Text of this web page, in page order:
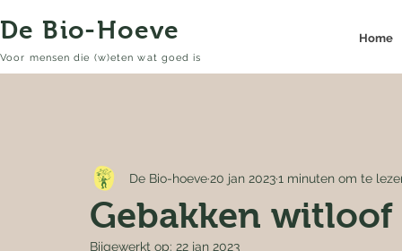
Gebakken
De Bio-hoeve 20 jan 20231 minuten om te
Bijgewerkt op: 22 jan 2023
De Bio-Hoeve
Voor mensen die (w)eten wat goed is
Home